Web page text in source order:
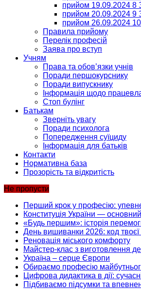
прийом 19.09.2024 8
прийом 20.09.2024 9
прийом 26.09.2024
Правила прийому
Перелік професій
Заява про вступ
Учням
Права та обов’язки учнів
Поради першокурснику
Поради випускнику
Інформація щодо
Стоп булінг
Батькам
Зверніть увагу
Поради психолога
Попередження суїциду
Інформація для батьків
Контакти
Нормативна база
Прозорість та відкритість
Не пропусти
Перший крок у професію:
Конституція України —
«Будь першим»: історія
День вишиванки 2026: код
Реновація міського комфорту
Майстер-клас з виготовлення
Україна – серце Європи
Обираємо професію
Цифрова дидактика в дії:
Підбиваємо підсумки та